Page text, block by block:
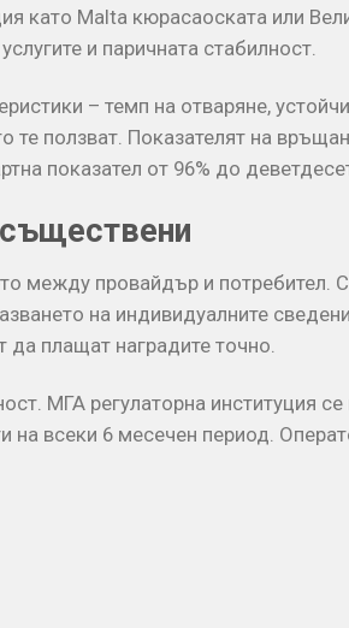
като Malta кюрасаоската или
и паричната стабилност.
– темп на отваряне,
те ползват. Показателят на
показател от 96% до
провайдър и потребител.
на индивидуалните
плащат наградите точно.
МГА регулаторна институция
на всеки 6 месечен период.